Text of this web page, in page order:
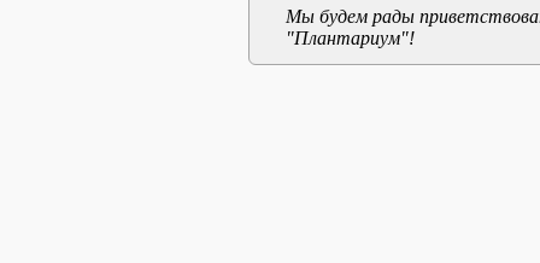
Мы будем рады
"Плантариум"!